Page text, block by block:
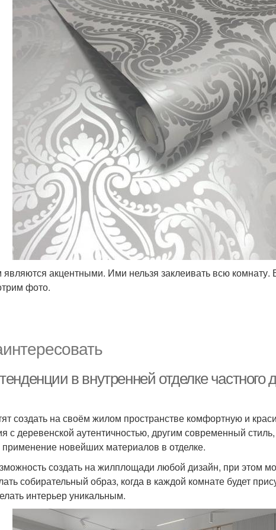
акцентными. Ими нельзя заклеивать всю комнату.
фото.
в внутренней отделке частного
создать на своём жилом пространстве комфортную и
с деревенской аутентичностью, другим современный
применение новейших материалов в отделке.
создать на жилплощади любой дизайн, при этом
собирательный образ, когда в каждой комнате будет
интерьер уникальным.